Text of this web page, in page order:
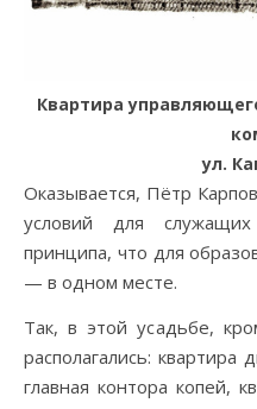
Квартира
ул.
Оказывается, Пётр
условий для
принципа, что для
— в одном месте.
Так, в этой усадьбе,
располагались: квартира
главная контора копей,